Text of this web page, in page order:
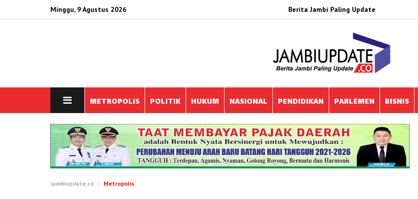
Minggu, 9 Agustus 2026 Berita Jambi Paling Update
METROPOLIS POLITIK HUKUM NASIONAL PENDIDIKAN PARLEMEN BISNIS
Jambiupdate.co Metropolis